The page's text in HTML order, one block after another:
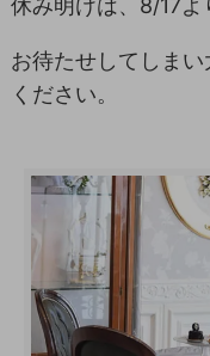
休み明けは、8/17よ
お待たせしてしま
ください。